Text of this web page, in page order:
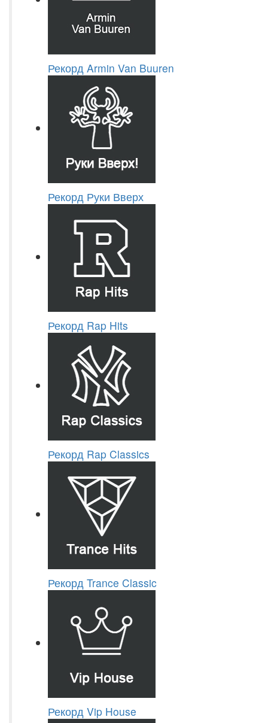
Рекорд Armin Van Buuren
Рекорд Руки Вверх
Рекорд Rap Hits
Рекорд Rap Classics
Рекорд Trance Classic
Рекорд Vip House